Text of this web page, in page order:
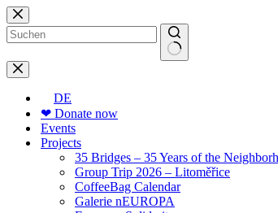
Skip
to
content
No
results
DE
❤ Donate now
Events
Projects
35 Bridges – 35 Years of the
Group Trip 2026 – Litoměřice
CoffeeBag Calendar
Galerie nEUROPA